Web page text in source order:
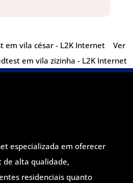
em vila césar - L2K Internet
Ver
em vila zizinha - L2K Internet
especializada em oferecer
de alta qualidade,
residenciais quanto